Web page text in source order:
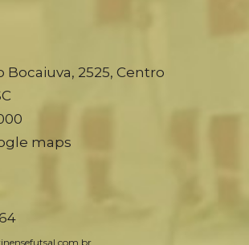
Bocaiuva, 2525, Centro
maps